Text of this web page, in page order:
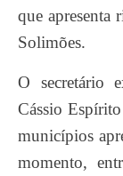
que apresenta
Solimões.
O secretário executivo de Assistência ao Interior,
Cássio
municípios
momento,